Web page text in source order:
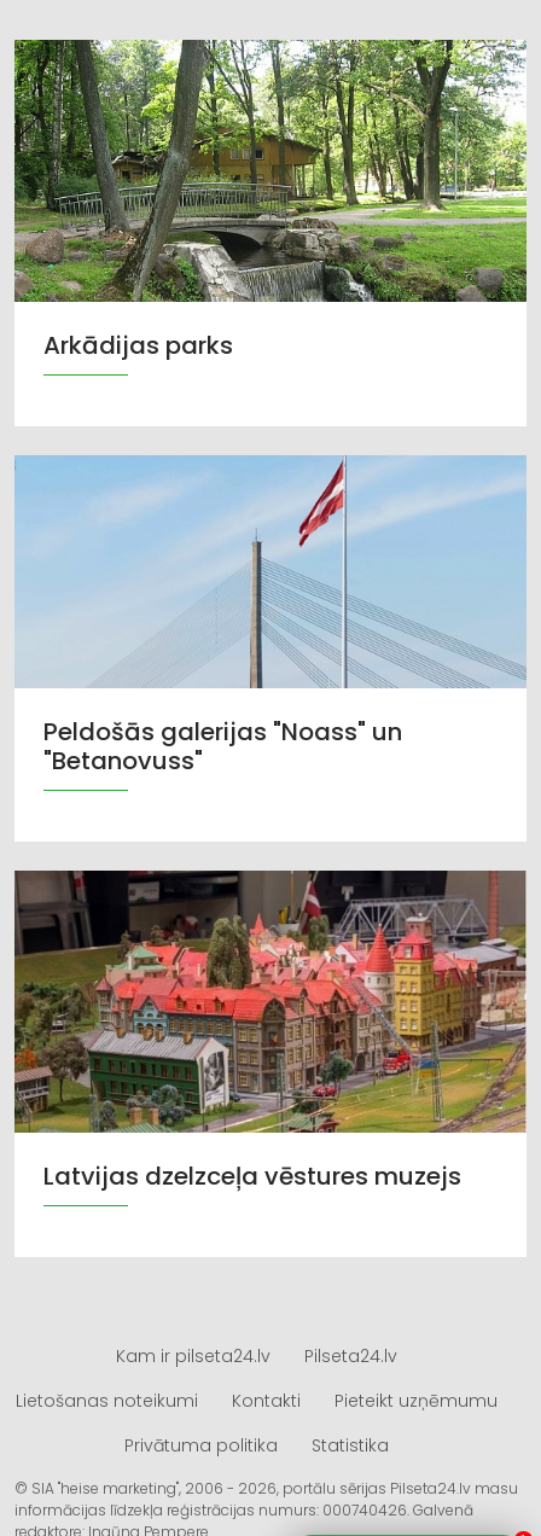
Arkādijas parks
Peldošās galerijas "Noass" un
"Betanovuss"
Latvijas dzelzceļa vēstures muzejs
Kam ir pilseta24.lv
Pilseta24.lv
Lietošanas noteikumi
Kontakti
Pieteikt uzņēmumu
Privātuma politika
Statistika
© SIA "heise marketing", 2006 - 2026, portālu sērijas Pilseta24.lv masu
informācijas līdzekļa reģistrācijas numurs: 000740426. Galvenā
redaktore: Ingūna Pempere.